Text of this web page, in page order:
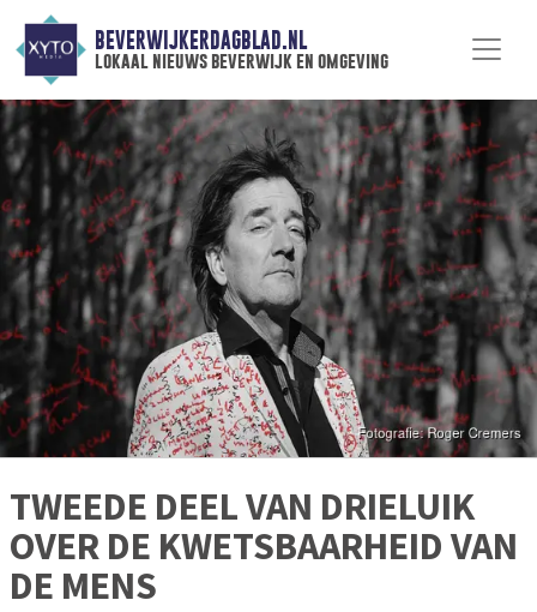
BEVERWIJKERDAGBLAD.NL
lokaal nieuws beverwijk en omgeving
TWEEDE DEEL VAN DRIELUIK
OVER DE KWETSBAARHEID VAN
DE MENS